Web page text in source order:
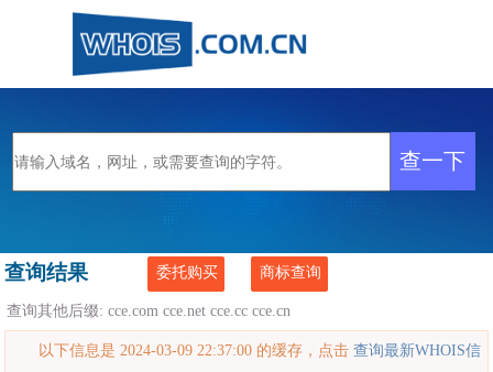
查询结果 委托购买 商标查询
查询其他后缀:cce.com cce.net cce.cc cce.cn
以下信息是 2024-03-09 22:37:00 的缓存，点击查询最新WHOIS信